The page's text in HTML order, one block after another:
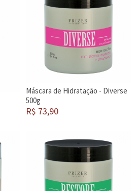
Máscara de Hidratação - Diverse
500g
R$ 73,90